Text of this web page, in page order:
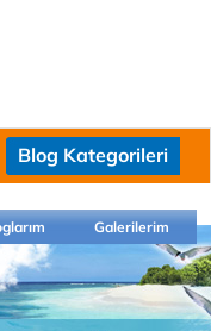
Blog Kategorileri
Galerilerim